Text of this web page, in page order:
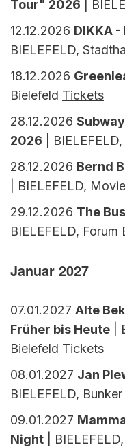
Tour" 2026 |
12.12.2026 DIKKA
BIELEFELD,
18.12.2026
Bielefeld Tickets
28.12.2026
2026 |
28.12.2026 Bernd
| BIELEFELD,
29.12.2026 The
BIELEFELD, Forum
Januar 2027
07.01.2027 Alte
Früher bis Heute |
Bielefeld Tickets
08.01.2027 Jan
BIELEFELD,
09.01.2027
Night |